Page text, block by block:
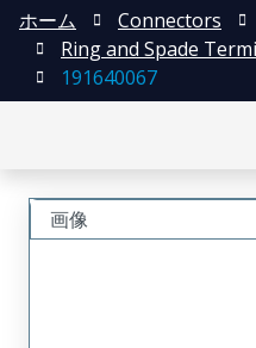
ホーム Connectors
Ring and Spade
191640067
画像